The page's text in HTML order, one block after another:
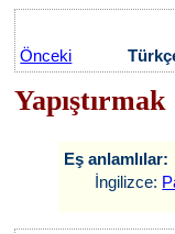
Önceki
Yapıştırmak
Eş anlamlılar:
İngilizce: